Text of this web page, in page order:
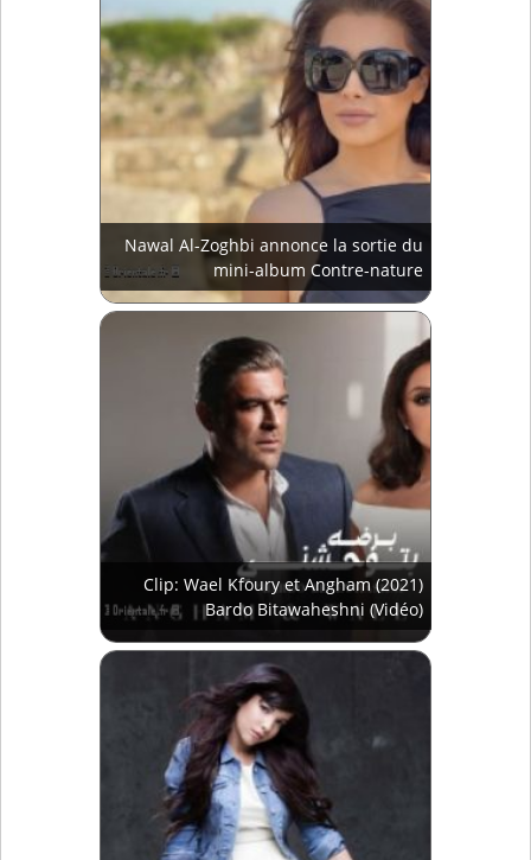
Nawal Al-Zoghbi annonce la sortie du
mini-album Contre-nature
Clip: Wael Kfoury et Angham (2021)
Bardo Bitawaheshni (Vidéo)